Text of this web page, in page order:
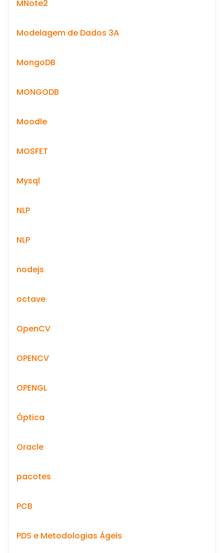
MNote2
Modelagem de Dados 3A
MongoDB
MONGODB
Moodle
MOSFET
Mysql
NLP
NLP
nodejs
octave
OpenCV
OPENCV
OPENGL
Óptica
Oracle
pacotes
PCB
PDS e Metodologias Ágeis